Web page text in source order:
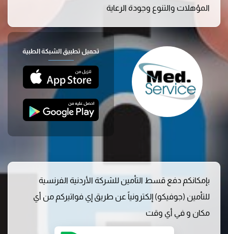
المؤهلات والتنوع وجودة الرعاية
تحميل تطبيق الشبكة الطبية
بإمكانكم دفع قسط التأمين للشركة الأردنية الفرنسية
للتأمين (جوفيكو) إلكترونياً عن طريق إي فواتيركم من أي
مكان و في أي وقت